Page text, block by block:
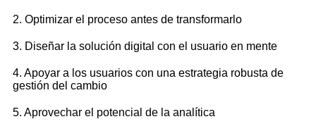
2. Optimizar el proceso antes de transformarlo
3. Diseñar la solución digital con el usuario en mente
4. Apoyar a los usuarios con una estrategia robusta de
gestión del cambio
5. Aprovechar el potencial de la analítica